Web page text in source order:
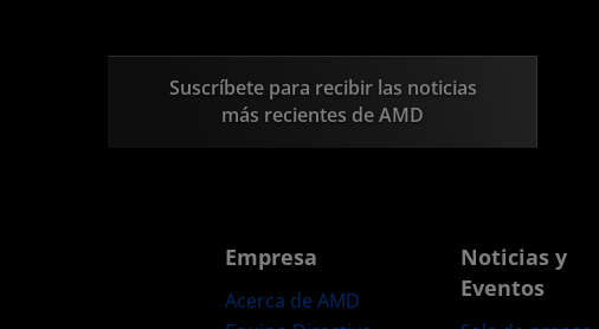
Suscríbete para recibir las noticias
más recientes de AMD
Empresa
Acerca de AMD
Noticias y
Eventos